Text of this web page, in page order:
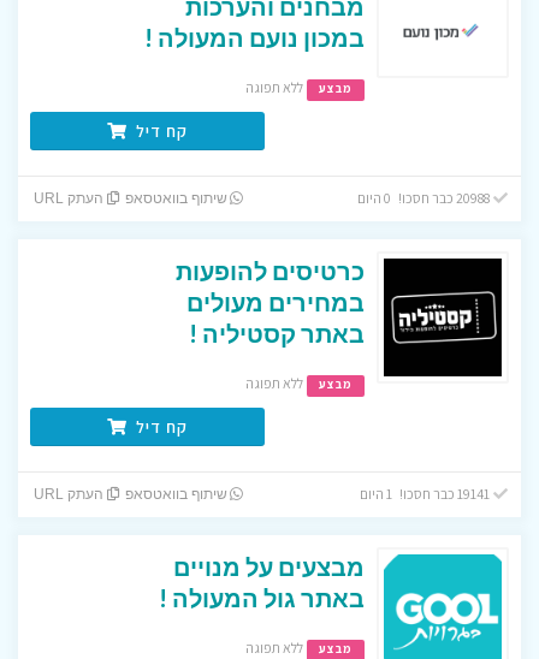
מבחנים והערכות
במכון נועם המעולה !
מבצע ללא תפוגה
קח דיל
20988 כבר חסכו! 0 היום שיתוף בוואטסאפ העתק URL
כרטיסים להופעות
במחירים מעולים
באתר קסטיליה !
מבצע ללא תפוגה
קח דיל
שיתוף בוואטסאפ העתק URL
מבצעים על מנויים
באתר גול המעולה !
מבצע ללא תפוגה